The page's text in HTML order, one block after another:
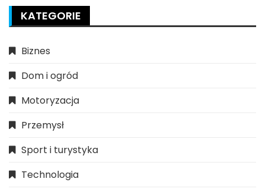
KATEGORIE
Biznes
Dom i ogród
Motoryzacja
Przemysł
Sport i turystyka
Technologia